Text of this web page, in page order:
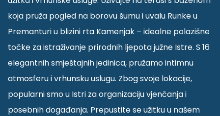
koja pruža pogled na borovu šumu i uvalu Runke u
Premanturi u blizini rta Kamenjak – idealne polazišne
točke za istraživanje prirodnih ljepota južne Istre. S 16
elegantnih smještajnih jedinica, pružamo intimnu
atmosferu i vrhunsku uslugu. Zbog svoje lokacije,
popularni smo u Istri za organizaciju vjenčanja i
posebnih događanja. Prepustite se užitku u našem